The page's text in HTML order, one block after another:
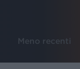
Meno recenti